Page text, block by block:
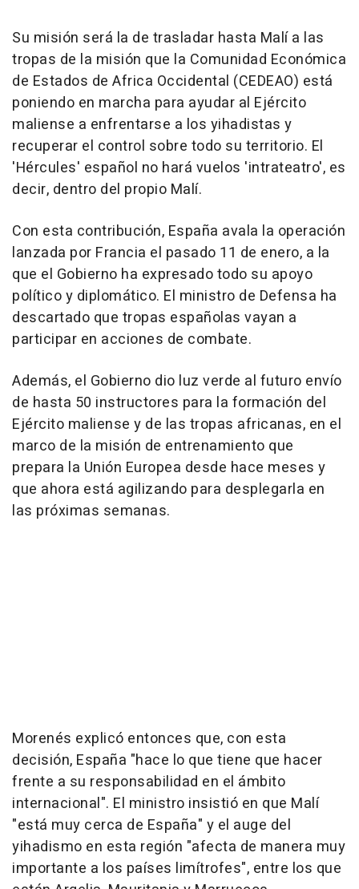
Su misión será la de trasladar hasta Malí a las
tropas de la misión que la Comunidad Económica
de Estados de Africa Occidental (CEDEAO) está
poniendo en marcha para ayudar al Ejército
maliense a enfrentarse a los yihadistas y
recuperar el control sobre todo su territorio. El
'Hércules' español no hará vuelos 'intrateatro', es
decir, dentro del propio Malí.
Con esta contribución, España avala la operación
lanzada por Francia el pasado 11 de enero, a la
que el Gobierno ha expresado todo su apoyo
político y diplomático. El ministro de Defensa ha
descartado que tropas españolas vayan a
participar en acciones de combate.
Además, el Gobierno dio luz verde al futuro envío
de hasta 50 instructores para la formación del
Ejército maliense y de las tropas africanas, en el
marco de la misión de entrenamiento que
prepara la Unión Europea desde hace meses y
que ahora está agilizando para desplegarla en
las próximas semanas.
Morenés explicó entonces que, con esta
decisión, España "hace lo que tiene que hacer
frente a su responsabilidad en el ámbito
internacional". El ministro insistió en que Malí
"está muy cerca de España" y el auge del
yihadismo en esta región "afecta de manera muy
importante a los países limítrofes", entre los que